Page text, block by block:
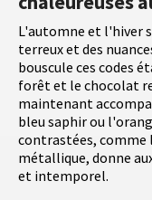
L'automne et l'hiver
terreux et des
bouscule ces codes
forêt et le chocolat
maintenant
bleu saphir ou
contrastées, comme
métallique, donne
et intemporel.